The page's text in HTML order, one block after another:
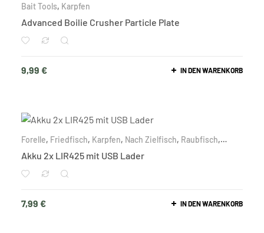
Bait Tools, Karpfen
Advanced Boilie Crusher Particle Plate
9,99 € IN DEN WARENKORB
Forelle, Friedfisch, Karpfen, Nach Zielfisch, Raubfisch,
Akku 2x LIR425 mit USB Lader
7,99 € IN DEN WARENKORB